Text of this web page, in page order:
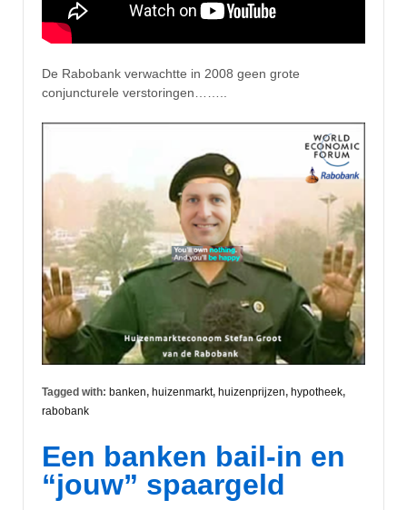
De Rabobank verwachtte in 2008 geen grote
conjuncturele verstoringen……..
Tagged with: banken, huizenmarkt, huizenprijzen, hypotheek,
rabobank
Een banken bail-in en
“jouw” spaargeld